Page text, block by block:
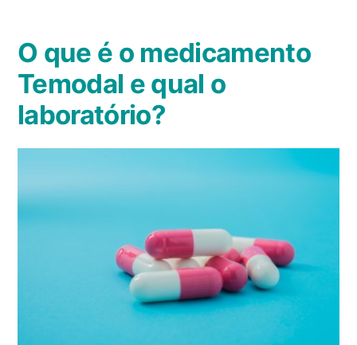
O que é o medicamento
Temodal e qual o
laboratório?